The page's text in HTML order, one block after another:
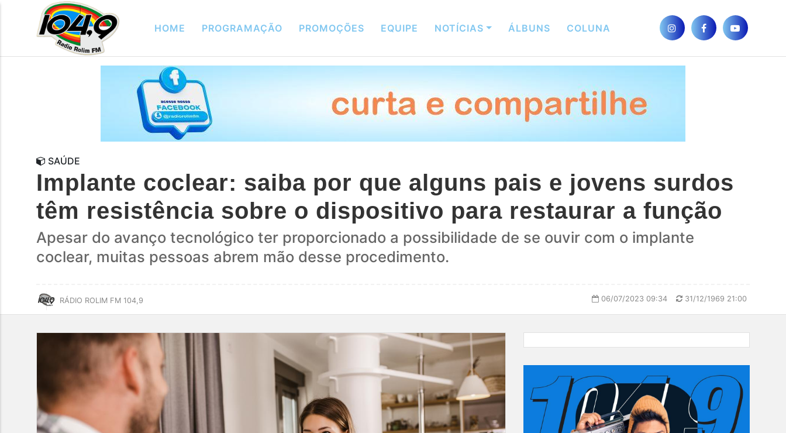
HOME PROGRAMAÇÃO PROMOÇÕES EQUIPE NOTÍCIAS ÁLBUNS COLUNA
SAÚDE
Implante coclear: saiba por que alguns pais e jovens surdos
têm resistência sobre o dispositivo para restaurar a função
Apesar do avanço tecnológico ter proporcionado a possibilidade de se ouvir com o implante
coclear, muitas pessoas abrem mão desse procedimento.
RÁDIO ROLIM FM 104,9 06/07/2023 09:34 31/12/1969 21:00